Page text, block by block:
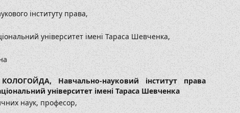
інституту права,
університет імені Тараса Шевченка,
КОЛОГОЙДА,Навчально-науковий інститут права
університет імені Тараса Шевченка
наук, професор,